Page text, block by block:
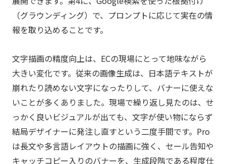
（グラウンディング）で、プロンプトに応じて実在の情
報を取り込めることです。
文字描画の精度向上は、ECの現場にとって地味ながら
大きい変化です。従来の画像生成は、日本語テキストが
崩れたり読めない文字になったりして、バナーに使えな
いことが多くありました。現場で繰り返し見たのは、せ
っかく良いビジュアルが出ても、文字が使い物にならず
結局デザイナーに発注し直すという二度手間です。Pro
は長文や多言語レイアウトの描画に強く、セール告知や
キャッチコピー入りのバナーを、生成段階である程度仕